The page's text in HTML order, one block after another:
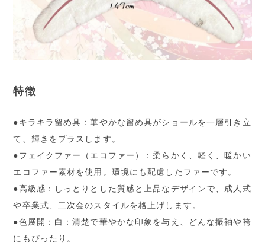
特徴
●キラキラ留め具：華やかな留め具がショールを一層引き立
て、輝きをプラスします。
●フェイクファー（エコファー）：柔らかく、軽く、暖かい
エコファー素材を使用。環境にも配慮したファーです。
●高級感：しっとりとした質感と上品なデザインで、成人式
や卒業式、二次会のスタイルを格上げします。
●色展開：白：清楚で華やかな印象を与え、どんな振袖や袴
にもぴったり。